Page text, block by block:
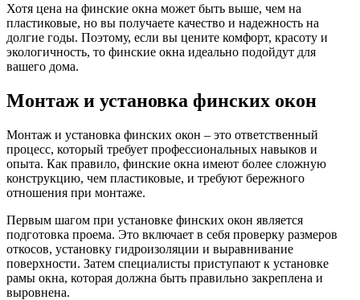
Хотя цена на финские окна может быть выше, чем на
пластиковые, но вы получаете качество и надежность на
долгие годы. Поэтому, если вы цените комфорт, красоту и
экологичность, то финские окна идеально подойдут для
вашего дома.
Монтаж и установка финских окон
Монтаж и установка финских окон – это ответственный
процесс, который требует профессиональных навыков и
опыта. Как правило, финские окна имеют более сложную
конструкцию, чем пластиковые, и требуют бережного
отношения при монтаже.
Первым шагом при установке финских окон является
подготовка проема. Это включает в себя проверку размеров
откосов, установку гидроизоляции и выравнивание
поверхности. Затем специалисты приступают к установке
рамы окна, которая должна быть правильно закреплена и
выровнена.